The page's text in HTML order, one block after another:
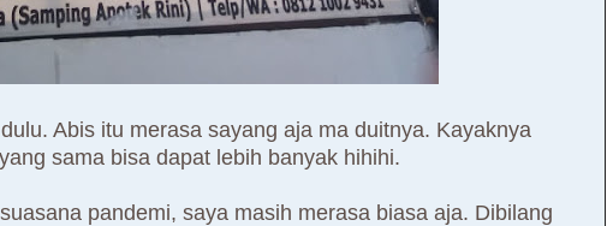
Abis itu merasa sayang aja ma duitnya. Kayaknya
sama bisa dapat lebih banyak hihihi.
pandemi, saya masih merasa biasa aja. Dibilang